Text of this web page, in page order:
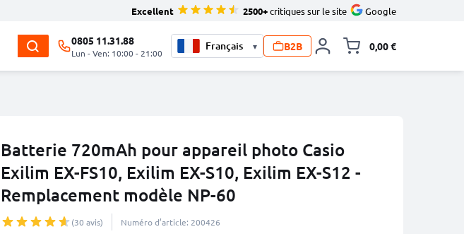
Excellent 2500+critiques sur le site Google
0805 11.31.88
Lun - Ven: 10:00 - 21:00
▾ B2B 0,00 €
Batterie 720mAh pour appareil photo Casio
Exilim EX-FS10, Exilim EX-S10, Exilim EX-S12 -
Remplacement modèle NP-60
(30 avis) Numéro d’article: 200426